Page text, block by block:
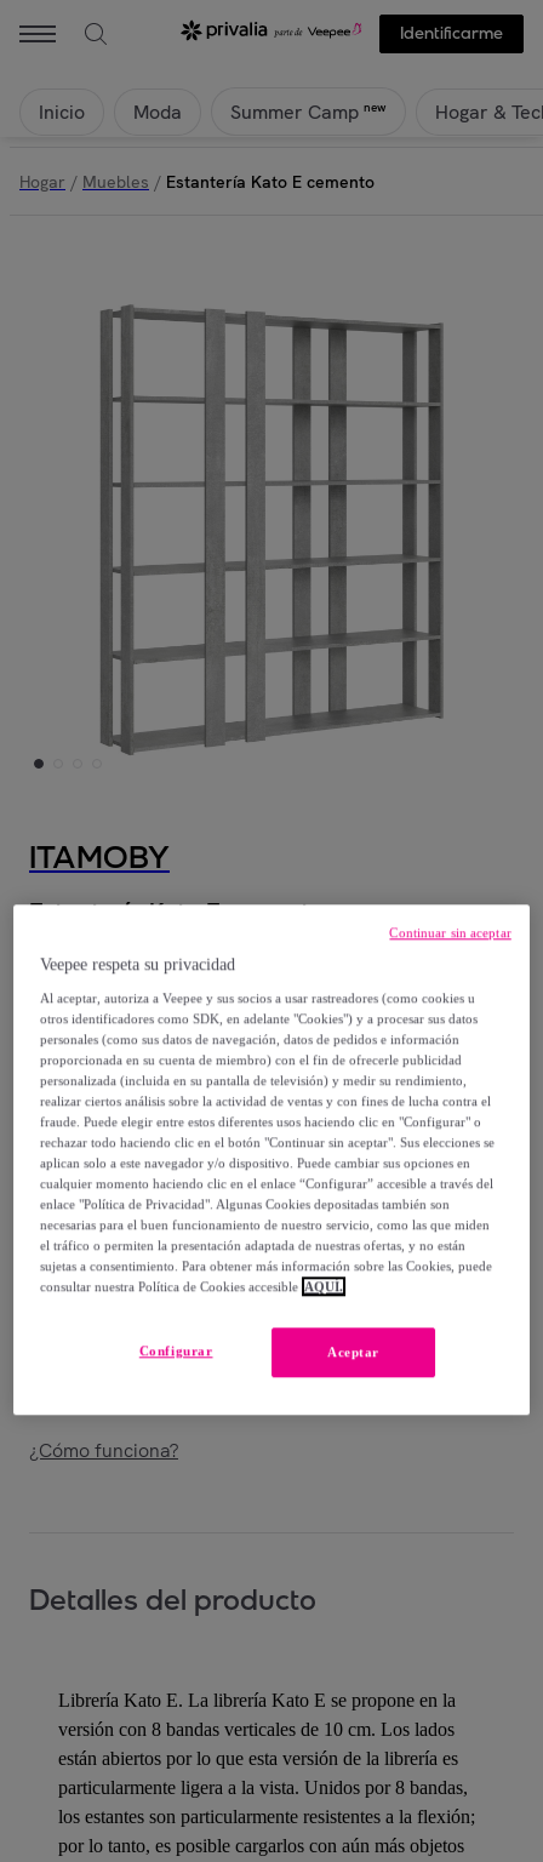
Identificarme
Inicio Moda Summer Camp new Hogar &
Hogar / Muebles / Estantería Kato E cemento
ITAMOBY
Estantería Kato E cemento
Estantería Kato E cemento
553,00 €
1123,00 €
-50%
Vendido porITAMOBY – your furniture business partner
Entrega
y el16/08
¿Cómo funciona?
Detalles del producto
Librería Kato E. La librería Kato E se propone en la
versión con 8 bandas verticales de 10 cm. Los lados
están abiertos por lo que esta versión de la librería es
particularmente ligera a la vista. Unidos por 8 bandas,
los estantes son particularmente resistentes a la flexión;
por lo tanto, es posible cargarlos con aún más objetos
Veepee respeta su privacidad
Al aceptar, autoriza a Veepee y sus socios a usar rastreadores (como cookies u
otros identificadores como SDK, en adelante "Cookies") y a procesar sus datos
personales (como sus datos de navegación, datos de pedidos e información
proporcionada en su cuenta de miembro) con el fin de ofrecerle publicidad
personalizada (incluida en su pantalla de televisión) y medir su rendimiento,
realizar ciertos análisis sobre la actividad de ventas y con fines de lucha contra el
fraude. Puede elegir entre estos diferentes usos haciendo clic en "Configurar" o
rechazar todo haciendo clic en el botón "Continuar sin aceptar". Sus elecciones se
aplican solo a este navegador y/o dispositivo. Puede cambiar sus opciones en
cualquier momento haciendo clic en el enlace “Configurar” accesible a través del
enlace "Política de Privacidad". Algunas Cookies depositadas también son
necesarias para el buen funcionamiento de nuestro servicio, como las que miden
el tráfico o permiten la presentación adaptada de nuestras ofertas, y no están
sujetas a consentimiento. Para obtener más información sobre las Cookies, puede
consultar nuestra Política de Cookies accesible AQUÍ.
Aceptar
Configurar
Continuar sin aceptar